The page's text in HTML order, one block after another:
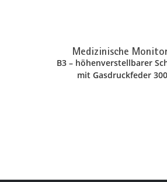
Medizinische
B3 – höhenverstellbarer
mit Gasdruckfeder